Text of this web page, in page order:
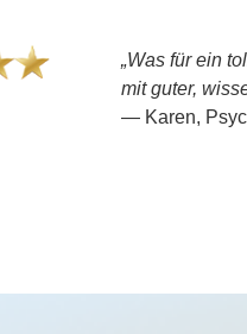
„Was für ein toller
mit guter,
— Karen,